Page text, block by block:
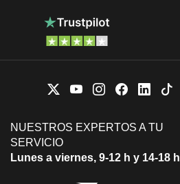
NUESTROS EXPERTOS A TU
SERVICIO
Lunes a viernes, 9-12 h y 14-18 h